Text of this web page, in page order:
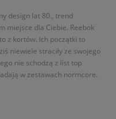
design lat 80., trend
miejsce dla Ciebie. Reebok
z kortów. Ich początki to
niewiele straciły ze swojego
nie schodzą z list top
w zestawach normcore.